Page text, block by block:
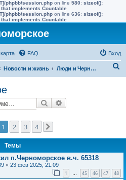
phpbb/session.php on line 580: sizeof():
implements Countable
phpbb/session.php on line 636: sizeof():
implements Countable
FAQ Вход
Новости и жизнь Люди и Черноморское
Поиск
1 2 3 4
Темы
п.Черноморское в.ч. 65318
« 23 фев 2025, 21:09
1 … 45 46 47 48